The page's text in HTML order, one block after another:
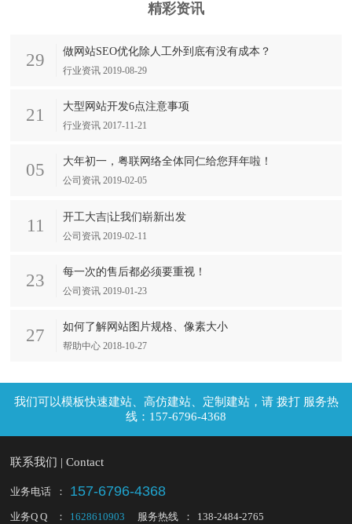
精彩资讯
29 做网站SEO优化除人工外到底有没有成本？
行业资讯 2019-08-29
21 大型网站开发6点注意事项
行业资讯 2017-11-21
05 大年初一，粤联网络全体同仁给您拜年啦！
公司资讯 2019-02-05
11 开工大吉|让我们崭新出发
公司资讯 2019-02-11
23 每一次的售后都必须要重视！
公司资讯 2019-01-23
27 如何了解网站图片规格、像素大小
帮助中心 2018-10-27
拨打 服务热
线：157-6796-4368
联系我们 | Contact
业务电话 ： 157-6796-4368
业务Q Q ： 1628610903 服务热线 ： 138-2484-2765